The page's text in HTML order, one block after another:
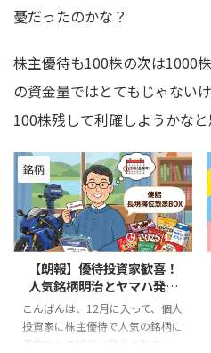
憂だったのかな？
株主優待も100株の次は1000
の資金量ではとてもじゃない
100株残して利確しようかなと
取引履歴 銘柄
2025/11/16
保有株の決算通過で下がっ
た銘柄を仕込んでいく
こんにちは。今週（11/10～14）
も決算シーズンの集中しており、
保有株を見ながら一喜一憂してい